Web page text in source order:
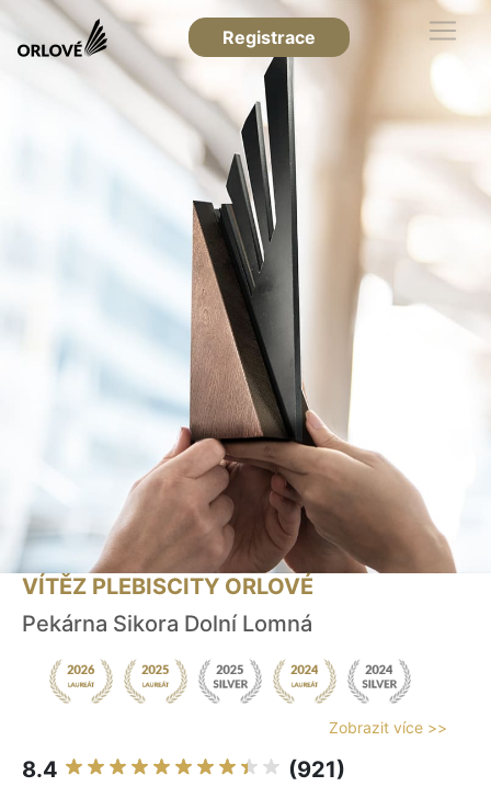
Registrace
VÍTĚZ PLEBISCITY ORLOVÉ
Pekárna Sikora Dolní Lomná
Zobrazit více >>
8.4 (921)